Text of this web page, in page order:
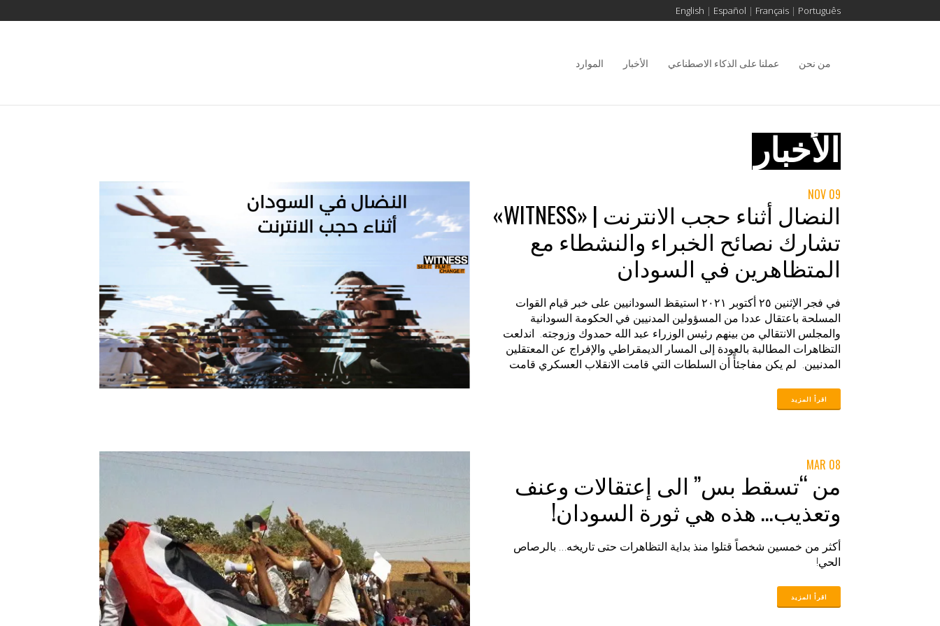
English | Español | Français | Português
الموارد الأخبار عملنا على الذكاء الاصطناعي من نحن
09 NOV
النضال أثناء حجب الانترنت | «WITNESS»
تشارك نصائح الخبراء والنشطاء مع
المتظاهرين في السودان
في فجر الإثنين ٢٥ أكتوبر ٢٠٢١ استيقظ السودانيين على خبر قيام القوات
المسلحة باعتقال عددا من المسؤولين المدنيين في الحكومة السودانية
والمجلس الانتقالي من بينهم رئيس الوزراء عبد الله حمدوك وزوجته. اندلعت
التظاهرات المطالبة بالعودة إلى المسار الديمقراطي والإفراج عن المعتقلين
المدنيين. لم يكن مفاجئأً أن السلطات التي قامت الانقلاب العسكري قامت
الأفعال.
08 MAR
من “تسقط بس” الى إعتقالات وعنف
وتعذيب… هذه هي ثورة السودان!
أكثر من خمسين شخصاً قتلوا منذ بداية التظاهرات حتى تاريخه… بالرصاص
الحي!